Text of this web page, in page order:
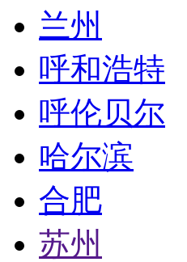
兰州
呼和浩特
呼伦贝尔
哈尔滨
合肥
苏州